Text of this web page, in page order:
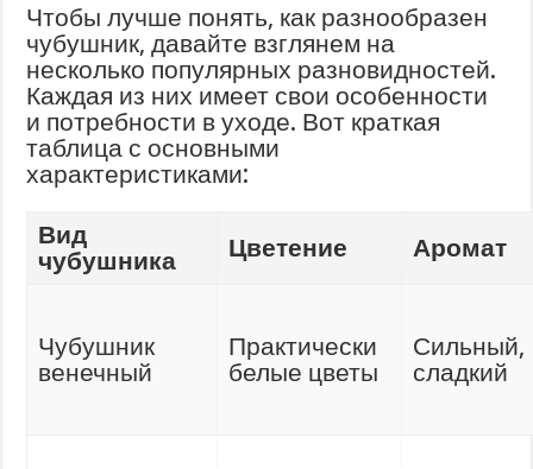
Чтобы лучше понять, как разнообразен
чубушник, давайте взглянем на
несколько популярных разновидностей.
Каждая из них имеет свои особенности
и потребности в уходе. Вот краткая
таблица с основными
характеристиками:
Вид
чубушника
Цветение Аромат
Чубушник
венечный
Практически
белые цветы
Сильный,
сладкий